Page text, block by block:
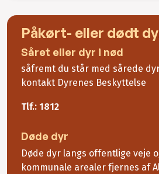
Påkørt- eller dødt
Såret eller dyr i nød
såfremt du står med sårede
kontakt Dyrenes Beskyttelse
Tlf.: 1812
Døde dyr
Døde dyr langs offentlige veje
kommunale arealer fjernes af